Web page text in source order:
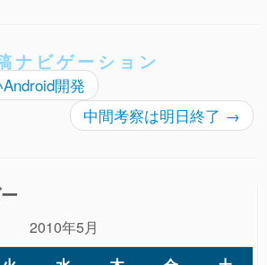
ナビゲーション
開発
中間考察は明日終了 →
2010年5月